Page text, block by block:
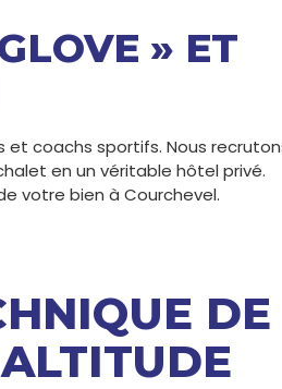
» ET
coachs sportifs. Nous
en un véritable hôtel privé.
votre bien à Courchevel.
DE